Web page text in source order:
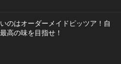
のはオーダーメイドピッツア！自
高の味を目指せ！